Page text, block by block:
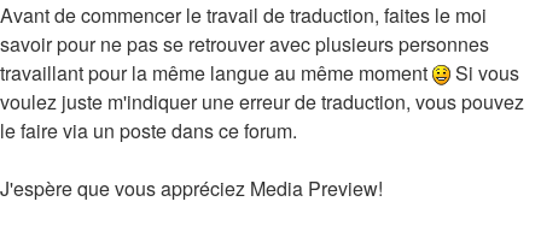
Avant de commencer le travail de traduction, faites le moi
savoir pour ne pas se retrouver avec plusieurs personnes
travaillant pour la même langue au même moment
Si vous
voulez juste m'indiquer une erreur de traduction, vous pouvez
le faire via un poste dans ce forum.
J'espère que vous appréciez Media Preview!